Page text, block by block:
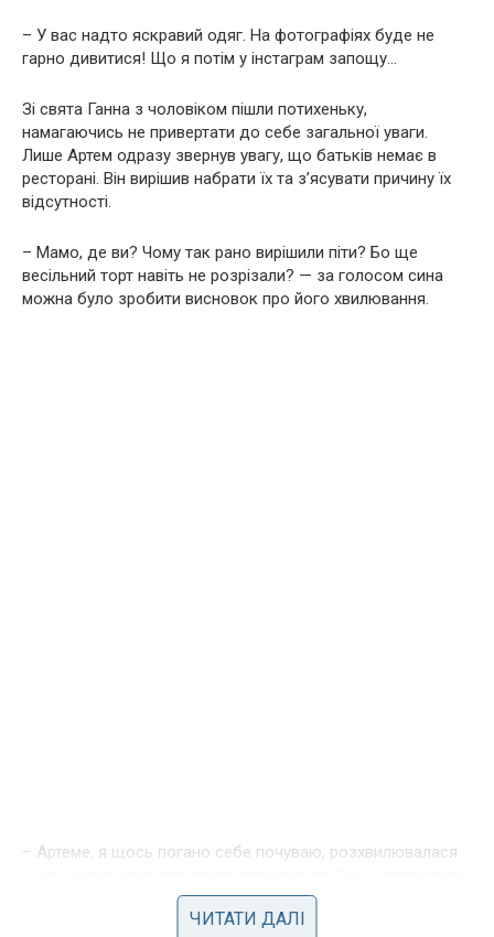
– У вас надто яскравий одяг. На фотографіях буде не
гарно дивитися! Що я потім у інстаграм запощу…
Зі свята Ганна з чоловіком пішли потихеньку,
намагаючись не привертати до себе загальної уваги.
Лише Артем одразу звернув увагу, що батьків немає в
ресторані. Він вирішив набрати їх та з’ясувати причину їх
відсутності.
– Мамо, де ви? Чому так рано вирішили піти? Бо ще
весільний торт навіть не розрізали? — за голосом сина
можна було зробити висновок про його хвилювання.
– Артеме, я щось погано себе почуваю, розхвилювалася
Ну, а тато мене додому проводить.
ЧИТАТИ ДАЛІ